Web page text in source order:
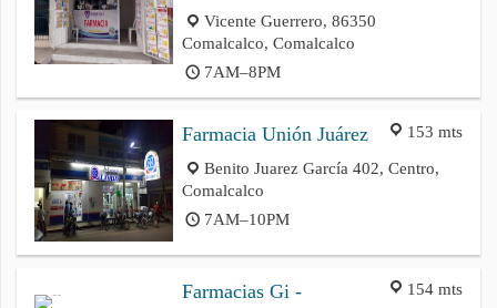
Vicente Guerrero, 86350
Comalcalco, Comalcalco
7AM–8PM
153 mts
Farmacia Unión Juárez
Benito Juarez García 402, Centro,
Comalcalco
7AM–10PM
154 mts
Farmacias Gi -